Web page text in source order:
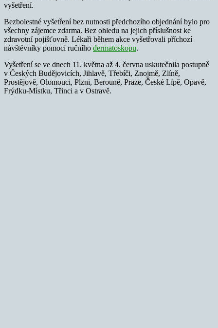
vyšetření.
Bezbolestné vyšetření bez nutnosti předchozího objednání bylo pro
všechny zájemce zdarma. Bez ohledu na jejich příslušnost ke
zdravotní pojišťovně. Lékaři během akce vyšetřovali příchozí
návštěvníky pomocí ručního dermatoskopu.
Vyšetření se ve dnech 11. května až 4. června uskutečnila postupně
v Českých Budějovicích, Jihlavě, Třebíči, Znojmě, Zlíně,
Prostějově, Olomouci, Plzni, Berouně, Praze, České Lípě, Opavě,
Frýdku-Místku, Třinci a v Ostravě.